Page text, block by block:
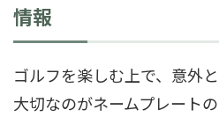
情報
ゴルフを楽しむ上で、意外
大切なのがネームプレートの